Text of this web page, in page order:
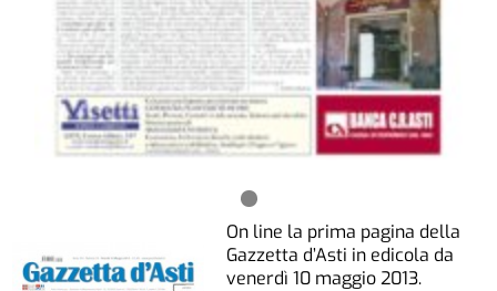
On line la prima pagina della
Gazzetta d’Asti in edicola da
venerdì 10 maggio 2013.